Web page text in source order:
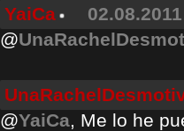
YaiCa
@
@YaiCa, Me lo he